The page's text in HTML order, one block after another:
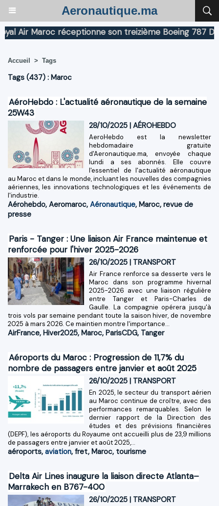
Aeronautique.ma
Maroc réceptionne son treizième Boeing 787
Accueil > Tags
Tags (437) : Maroc
AéroHebdo : L'actualité aéronautique de la semaine
25W43
28/10/2025 |AÉROHEBDO
AeroHebdo est la newsletter
hebdomadaire gratuite
d'Aeronautique.ma, envoyée chaque
lundi a ses abonnés. Elle couvre
l'essentiel de l'actualité aéronautique
au Maroc et dans le monde, incluant les nouvelles des compagnies
aériennes, les innovations technologiques et les événements de
l'industrie.
Aérohebdo, Aeromaroc, Aéronautique, Maroc, revue de
presse
Paris - Tanger : Une liaison Air France maintenue et
renforcée pour l'hiver 2025-2026
26/10/2025 | TRANSPORT
Air France renforce sa desserte vers le
Maroc dans son programme hivernal
2025-2026 avec une liaison régulière
entre Tanger et Paris-Charles de
Gaulle. La compagnie opérera jusqu'à
trois vols par semaine pendant toute la saison hiver, de novembre
2025 à mars 2026. Ce maintien montre l'importance...
AirFrance, Hiver2025, Maroc, ParisCDG, Tanger
Aéroports du Maroc : Progression de 11,7% du
nombre de passagers entre janvier et août 2025
26/10/2025 | TRANSPORT
En 2025, le secteur du transport aérien
au Maroc continue de croître, avec des
performances remarquables. Selon le
dernier rapport de la Direction des
études et des prévisions financières
(DEPF), les aéroports du Royaume ont accueilli plus de 23,9 millions
de passagers entre janvier et août 2025,...
aéroports, aviation, fret, Maroc, tourisme
Delta Air Lines inaugure la liaison directe Atlanta–
Marrakech en B767-400
26/10/2025 | TRANSPORT